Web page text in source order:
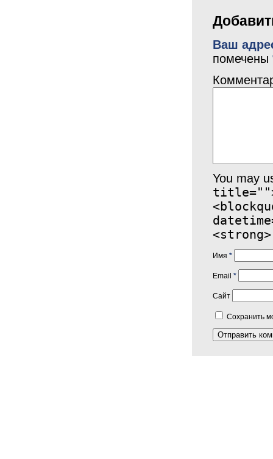
Ваш
помечены
You may
<strong>
Имя *
Email *
Сайт
Сохранить